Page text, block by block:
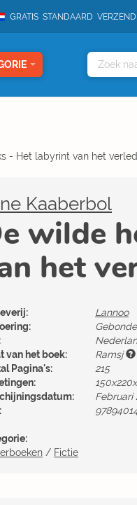
GRATIS STANDAARD
- Het labyrint van het
Kaaberbol
wilde
het
Lannoo
van het boek:
Ramsj
Pagina's:
215
Februari
/ Fictie